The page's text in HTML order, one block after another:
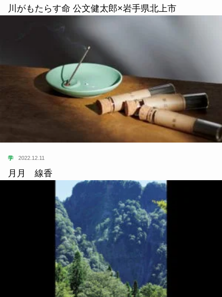
川がもたらす命 公文健太郎×岩手県北上市
学 2022.12.11
月月 線香